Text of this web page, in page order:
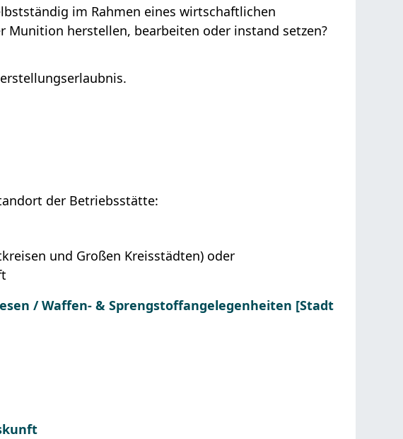
im Rahmen eines wirtschaftlichen
Munition herstellen, bearbeiten oder instand setzen?
der Betriebsstätte:
und Großen Kreisstädten) oder
/ Waffen- & Sprengstoffangelegenheiten [Stadt